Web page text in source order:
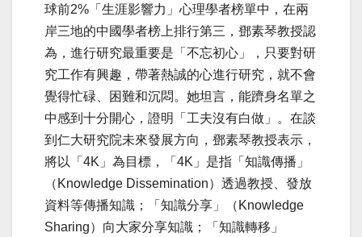
球前2%「生涯影響力」心理學者榜單中，在兩
岸三地的中國學者榜上排行第三，鄧素琴教授認
為，進行研究最重要是「不忘初心」，只要對研
究工作有興趣，帶著熱誠的心進行研究，就不會
覺得忙碌、困難和沉悶。她坦言，能躋身名單之
中感到十分開心，證明「工夫沒有白做」。在談
到仁大研究院未來發展方向，鄧素琴教授表示，
將以「4K」為目標，「4K」是指「知識傳播」
（Knowledge Dissemination）透過教授、發放
資料等傳播知識；「知識分享」（Knowledge
Sharing）向大家分享知識；「知識轉移」